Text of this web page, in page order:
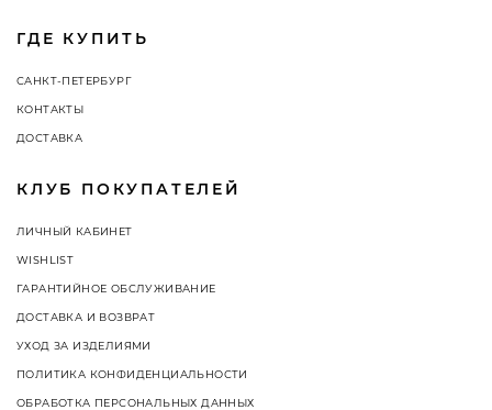
ГДЕ КУПИТЬ
САНКТ-ПЕТЕРБУРГ
КОНТАКТЫ
ДОСТАВКА
КЛУБ ПОКУПАТЕЛЕЙ
ЛИЧНЫЙ КАБИНЕТ
WISHLIST
ГАРАНТИЙНОЕ ОБСЛУЖИВАНИЕ
ДОСТАВКА И ВОЗВРАТ
УХОД ЗА ИЗДЕЛИЯМИ
ПОЛИТИКА КОНФИДЕНЦИАЛЬНОСТИ
ОБРАБОТКА ПЕРСОНАЛЬНЫХ ДАННЫХ